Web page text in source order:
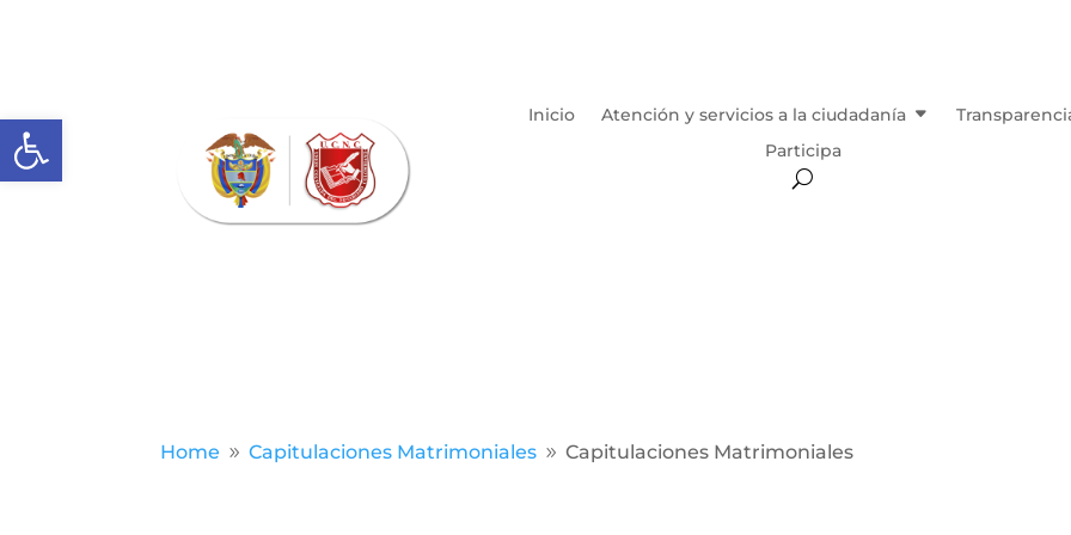
Abrir barra de herramientas Inicio Atención y servicios a la ciudadanía
Participa
Home 9 Capitulaciones Matrimoniales 9 Capitulaciones Matrimoniales